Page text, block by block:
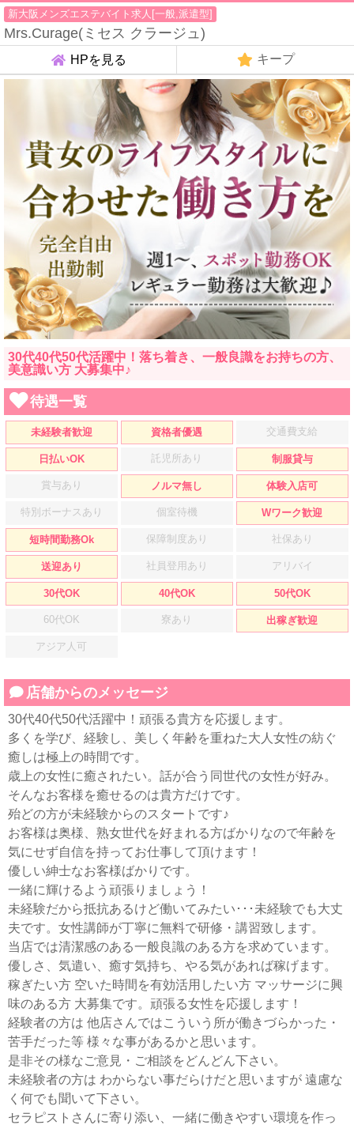
新大阪メンズエステバイト求人[一般,派遣型]
Mrs.Curage(ミセス クラージュ)
HPを見る キープ
30代40代50代活躍中！落ち着き、一般良識をお持ちの方、
美意識い方 大募集中♪
待遇一覧
未経験者歓迎 資格者優遇 交通費支給
日払いOK 託児所あり 制服貸与
賞与あり ノルマ無し 体験入店可
特別ボーナスあり 個室待機 Wワーク歓迎
短時間勤務Ok 保障制度あり 社保あり
送迎あり 社員登用あり アリバイ
30代OK 40代OK 50代OK
60代OK 寮あり 出稼ぎ歓迎
アジア人可
店舗からのメッセージ
30代40代50代活躍中！頑張る貴方を応援します。
多くを学び、経験し、美しく年齢を重ねた大人女性の紡ぐ
癒しは極上の時間です。
歳上の女性に癒されたい。話が合う同世代の女性が好み。
そんなお客様を癒せるのは貴方だけです。
殆どの方が未経験からのスタートです♪
お客様は奥様、熟女世代を好まれる方ばかりなので年齢を
気にせず自信を持ってお仕事して頂けます！
優しい紳士なお客様ばかりです。
一緒に輝けるよう頑張りましょう！
未経験だから抵抗あるけど働いてみたい･･･未経験でも大丈
夫です。女性講師が丁寧に無料で研修・講習致します。
当店では清潔感のある一般良識のある方を求めています。
優しさ、気遣い、癒す気持ち、やる気があれば稼げます。
稼ぎたい方 空いた時間を有効活用したい方 マッサージに興
味のある方 大募集です。頑張る女性を応援します！
経験者の方は 他店さんではこういう所が働きづらかった・
苦手だった等 様々な事があるかと思います。
是非その様なご意見・ご相談をどんどん下さい。
未経験者の方は わからない事だらけだと思いますが 遠慮な
く何でも聞いて下さい。
セラピストさんに寄り添い、一緒に働きやすい環境を作っ